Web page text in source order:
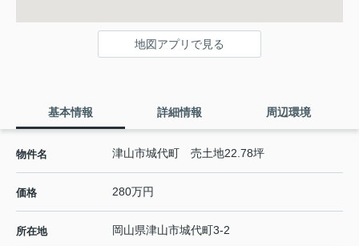
地図アプリで見る
基本情報 詳細情報 周辺環境
物件名 津山市城代町 売土地22.78坪
価格 280万円
所在地 岡山県津山市城代町3-2